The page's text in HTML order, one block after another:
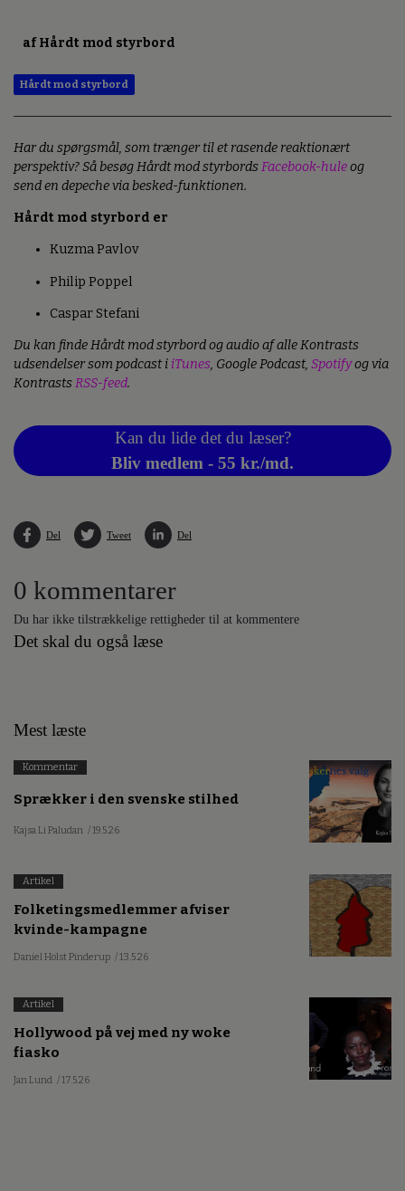
af Hårdt mod styrbord
Hårdt mod styrbord
Har du spørgsmål, som trænger til et rasende reaktionært
perspektiv? Så besøg Hårdt mod styrbordsFacebook-huleog
send en depeche via besked-funktionen.
Hårdt mod styrbord er
Kuzma Pavlov
Philip Poppel
Caspar Stefani
Du kan finde Hårdt mod styrbord og audio af alle Kontrasts
udsendelser som podcast i iTunes, Google Podcast, Spotifyog via
KontrastsRSS-feed.
Kan du lide det du læser?
Bliv medlem - 55 kr./md.
Del Tweet Del
0 kommentarer
Du har ikke tilstrækkelige rettigheder til at kommentere
Det skal du også læse
Mest læste
Kommentar
Sprækker i den svenske stilhed
Kajsa Li Paludan / 19.5.26
Artikel
Folketingsmedlemmer afviser
kvinde-kampagne
Daniel Holst Pinderup / 13.5.26
Artikel
Hollywood på vej med ny woke
fiasko
Jan Lund / 17.5.26